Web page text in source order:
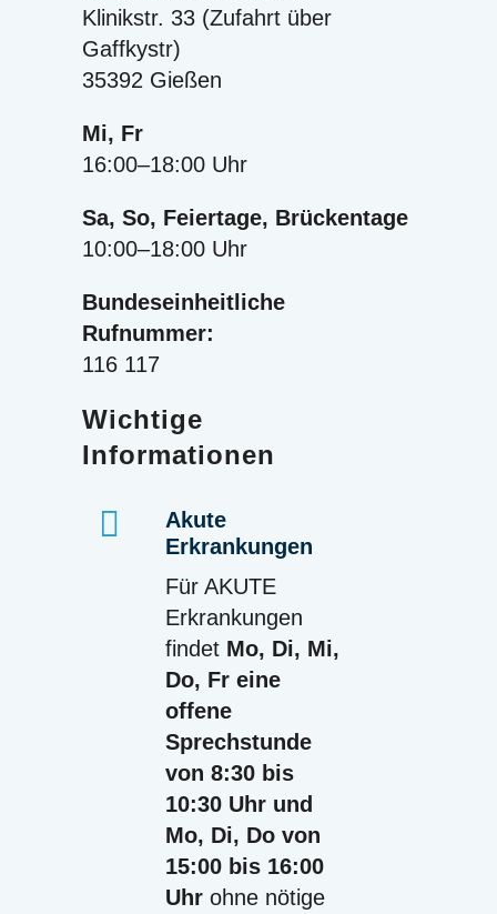
Klinikstr. 33 (Zufahrt über
Gaffkystr)
35392 Gießen
Mi, Fr
16:00–18:00 Uhr
Sa, So, Feiertage, Brückentage
10:00–18:00 Uhr
Bundeseinheitliche
Rufnummer:
116 117
Wichtige
Informationen
Akute
Erkrankungen
Für AKUTE
Erkrankungen
findet Mo, Di, Mi,
Do, Fr eine
offene
Sprechstunde
von 8:30 bis
10:30 Uhr und
Mo, Di, Do von
15:00 bis 16:00
Uhr ohne nötige